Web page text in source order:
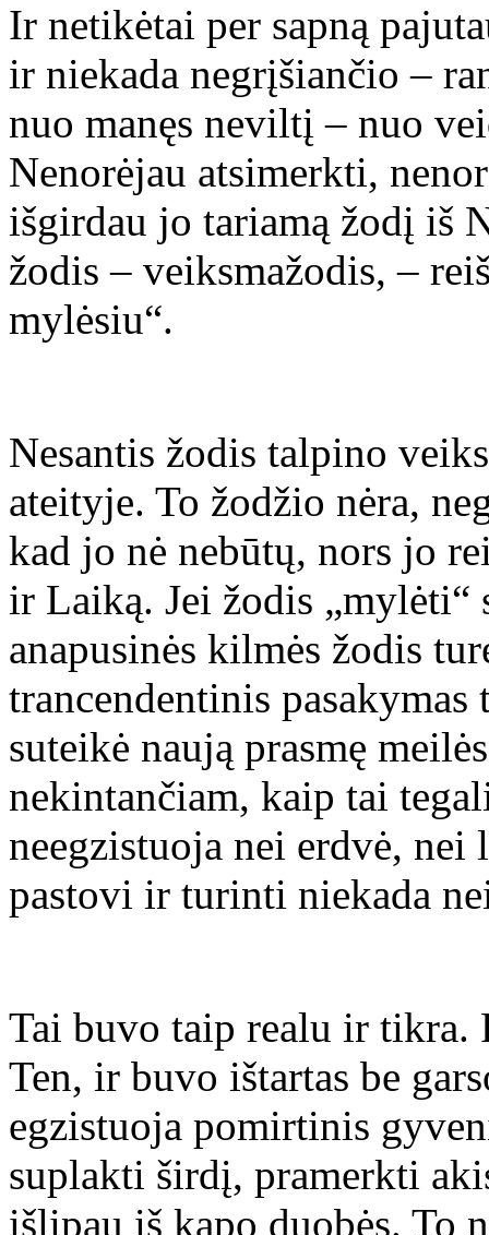
Ir netikėtai per sapną
ir niekada negrįšiančio –
nuo manęs neviltį – nuo
Nenorėjau atsimerkti,
išgirdau jo tariamą žodį iš
žodis – veiksmažodis, –
mylėsiu“.
Nesantis žodis talpino
ateityje. To žodžio nėra,
kad jo nė nebūtų, nors jo
ir Laiką. Jei žodis „mylėti“
anapusinės kilmės žodis
trancendentinis
suteikė naują prasmę
nekintančiam, kaip tai
neegzistuoja nei erdvė,
pastovi ir turinti niekada
Tai buvo taip realu ir tikra.
Ten, ir buvo ištartas be
egzistuoja pomirtinis
suplakti širdį, pramerkti
išlipau iš kapo duobės. To